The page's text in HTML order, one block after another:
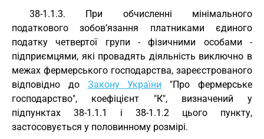
38-1.1.3. При обчисленні мінімального
податкового зобов’язання платниками єдиного
податку четвертої групи - фізичними особами -
підприємцями, які провадять діяльність виключно в
межах фермерського господарства, зареєстрованого
відповідно до Закону України "Про фермерське
господарство", коефіцієнт "К", визначений у
підпунктах 38-1.1.1 і 38-1.1.2 цього пункту,
застосовується у половинному розмірі.